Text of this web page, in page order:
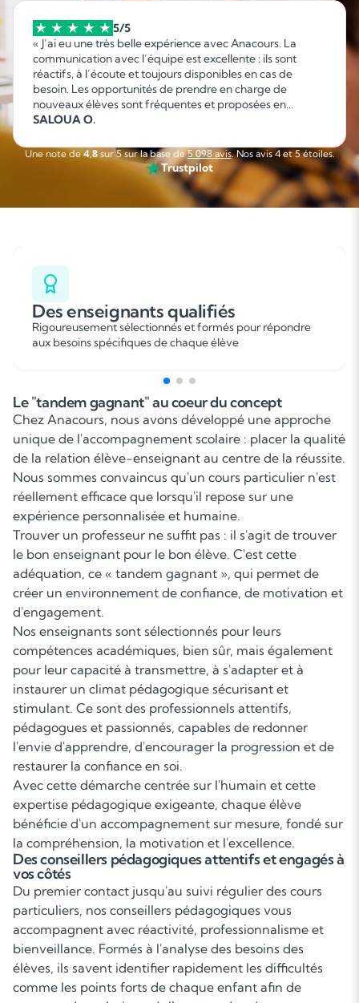
5/5
« J’ai eu une très belle expérience avec Anacours. La
communication avec l’équipe est excellente : ils sont
réactifs, à l’écoute et toujours disponibles en cas de
besoin. Les opportunités de prendre en charge de
nouveaux élèves sont fréquentes et proposées en
fonction de mes disponibilités, ce qui permet d’organiser
sérieuse, flexible et agréable que je recommande sans
SALOUA O.
Une note de4,8sur 5 sur la base de5 098 avis. Nos avis 4 et 5 étoiles.
Trustpilot
Des enseignants qualifiés
Rigoureusement sélectionnés et formés pour répondre
aux besoins spécifiques de chaque élève
Le "tandem gagnant" au coeur du concept
Chez Anacours, nous avons développé une approche
unique de l'accompagnement scolaire : placer la qualité
de la relation élève-enseignant au centre de la réussite.
Nous sommes convaincus qu'un cours particulier n'est
réellement efficace que lorsqu'il repose sur une
expérience personnalisée et humaine.
Trouver un professeur ne suffit pas : il s'agit de trouver
le bon enseignant pour le bon élève. C'est cette
adéquation, ce « tandem gagnant », qui permet de
créer un environnement de confiance, de motivation et
d'engagement.
Nos enseignants sont sélectionnés pour leurs
compétences académiques, bien sûr, mais également
pour leur capacité à transmettre, à s'adapter et à
instaurer un climat pédagogique sécurisant et
stimulant. Ce sont des professionnels attentifs,
pédagogues et passionnés, capables de redonner
l'envie d'apprendre, d'encourager la progression et de
restaurer la confiance en soi.
Avec cette démarche centrée sur l'humain et cette
expertise pédagogique exigeante, chaque élève
bénéficie d'un accompagnement sur mesure, fondé sur
la compréhension, la motivation et l'excellence.
Des conseillers pédagogiques attentifs et engagés à
vos côtés
Du premier contact jusqu'au suivi régulier des cours
particuliers, nos conseillers pédagogiques vous
accompagnent avec réactivité, professionnalisme et
bienveillance. Formés à l'analyse des besoins des
élèves, ils savent identifier rapidement les difficultés
comme les points forts de chaque enfant afin de